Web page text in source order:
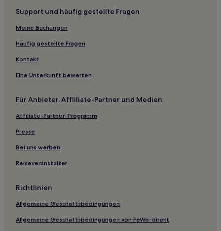
Howard County: Hotels
Hotels nahe Toppling Goliath Brewing Co.
Decorah Hotels
Hesper Hotels
Hansell Hotels
Hotels nahe Dunnings Spring Park
Manly Hotels
Hotels nahe Winneshiek Medical Center
Evansdale Hotels
New Haven Hotels
Haustierfreundliche in Grinnell
Günstige in Grinnell
Günstige in Marshalltown
Support und häufig gestellte Fragen
Meine Buchungen
Häufig gestellte Fragen
Kontakt
Eine Unterkunft bewerten
Für Anbieter, Affliliate-Partner und Medien
Affiliate-Partner-Programm
Presse
Bei uns werben
Reiseveranstalter
Richtlinien
Allgemeine Geschäftsbedingungen
Allgemeine Geschäftsbedingungen von FeWo-direkt